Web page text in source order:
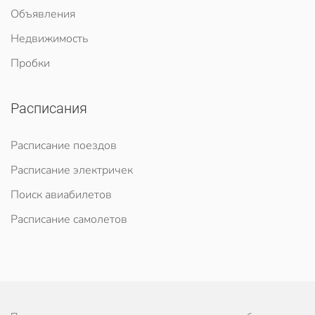
Объявления
Недвижимость
Пробки
Расписания
Расписание поездов
Расписание электричек
Поиск авиабилетов
Расписание самолетов